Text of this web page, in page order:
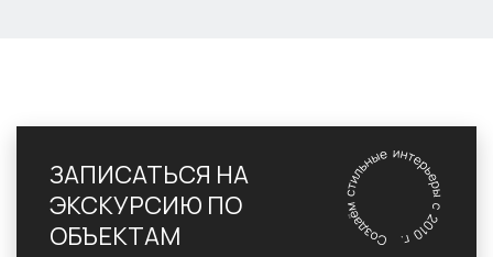
ЗАПИСАТЬСЯ НА
ЭКСКУРСИЮ ПО
ОБЪЕКТАМ